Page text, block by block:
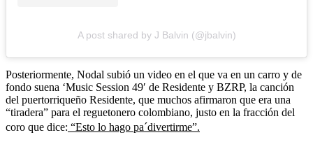
A post shared by J Balvin (@jbalvin)
Posteriormente, Nodal subió un video en el que va en un carro y de
fondo suena ‘Music Session 49′ de Residente y BZRP, la canción
del puertorriqueño Residente, que muchos afirmaron que era una
“tiradera” para el reguetonero colombiano, justo en la fracción del
coro que dice: “Esto lo hago pa´divertirme”.